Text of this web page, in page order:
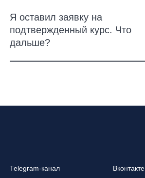
Я оставил заявку на
подтвержденный курс. Что
дальше?
Telegram-канал Вконтакте